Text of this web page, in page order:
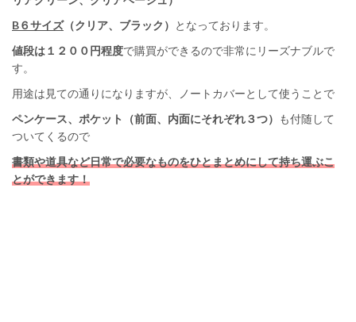
B６サイズ（クリア、ブラック） となっております。
値段は１２００円程度で購買ができるので非常にリーズナブルで
す。
用途は見ての通りになりますが、ノートカバーとして使うことで
ペンケース、ポケット（前面、内面にそれぞれ３つ） も付随して
ついてくるので
書類や道具など日常で必要なものをひとまとめにして持ち運ぶこ
とができます！